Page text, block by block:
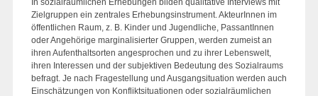
In sozialräumlichen Erhebungen bilden qualitative Interviews mit
Zielgruppen ein zentrales Erhebungsinstrument. AkteurInnen im
öffentlichen Raum, z. B. Kinder und Jugendliche, PassantInnen
oder Angehörige marginalisierter Gruppen, werden zumeist an
ihren Aufenthaltsorten angesprochen und zu ihrer Lebenswelt,
ihren Interessen und der subjektiven Bedeutung des Sozialraums
befragt. Je nach Fragestellung und Ausgangsituation werden auch
Einschätzungen von Konfliktsituationen oder sozialräumlichen